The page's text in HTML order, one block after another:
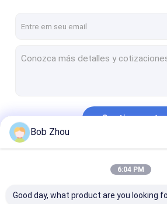
Continue
Bob Zhou
6:04 PM
Good day, what product are you looking